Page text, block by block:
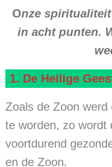
Onze
in acht punten.
1. De Heilige
Zoals de Zoon
te worden, zo wordt
voortdurend
en de Zoon.